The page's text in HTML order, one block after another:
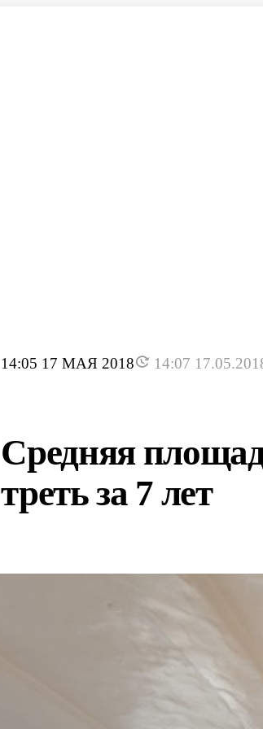
14:05 17 МАЯ 2018 14:07
Средняя
треть за 7 лет